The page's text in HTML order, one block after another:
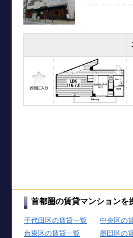
首都圏の賃貸マンションを
千代田区の賃貸一覧
中央区の
台東区の賃貸一覧
墨田区の